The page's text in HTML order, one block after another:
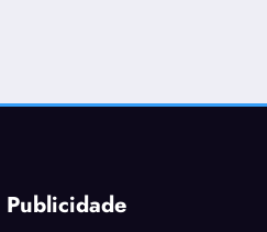
Publicidade